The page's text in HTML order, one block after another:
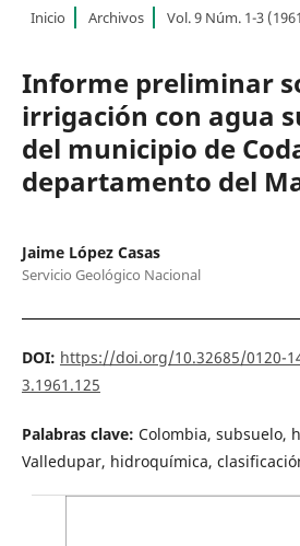
Inicio Archivos Vol. 9 Núm. 1-3
Informe preliminar
irrigación con agua
del municipio de
departamento del
Jaime López Casas
Servicio Geológico Nacional
DOI: https://doi.org/10.32685/0120-
3.1961.125
Palabras clave: Colombia, subsuelo,
Valledupar, hidroquímica,